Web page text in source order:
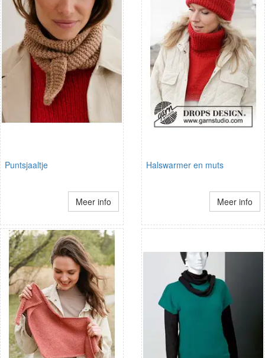
Puntsjaaltje
Meer info
Halswarmer en muts
Meer info